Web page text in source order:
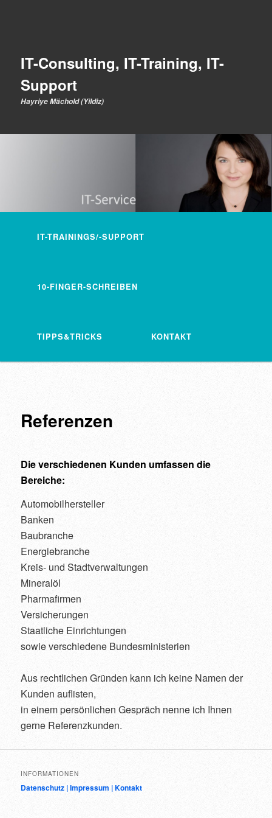
IT-Consulting, IT-Training, IT-
Support
Hayriye Mächold (Yildiz)
ZUM INHALT WECHSELN
IT-TRAININGS/-SUPPORT
10-FINGER-SCHREIBEN
TIPPS&TRICKS KONTAKT
Referenzen
Die verschiedenen Kunden umfassen die
Bereiche:
Automobilhersteller
Banken
Baubranche
Energiebranche
Kreis- und Stadtverwaltungen
Mineralöl
Pharmafirmen
Versicherungen
Staatliche Einrichtungen
sowie verschiedene Bundesministerien
Aus rechtlichen Gründen kann ich keine Namen der
Kunden auflisten,
in einem persönlichen Gespräch nenne ich Ihnen
gerne Referenzkunden.
INFORMATIONEN
Datenschutz |Impressum |Kontakt